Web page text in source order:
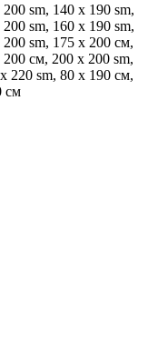
sm, 140 x 190 sm,
sm, 160 x 190 sm,
sm, 175 x 200 см,
см, 200 x 200 sm,
220 sm, 80 x 190 см,
см